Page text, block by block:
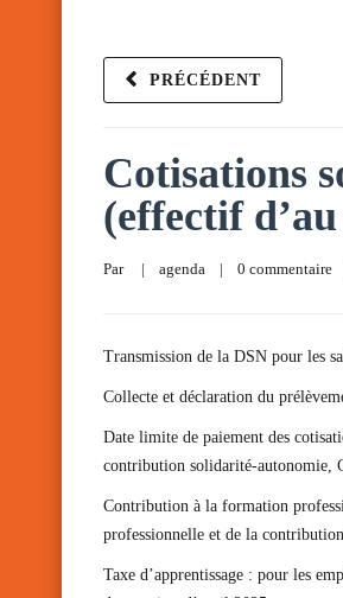
PRÉCÉDENT
Cotisations
(effectif
Par | agenda | 0 commentaire
Transmission de la DSN pour les
Collecte et déclaration du
Date limite de paiement des
contribution solidarité-autonomie,
Contribution à la formation
professionnelle et de la
Taxe d’apprentissage : pour les